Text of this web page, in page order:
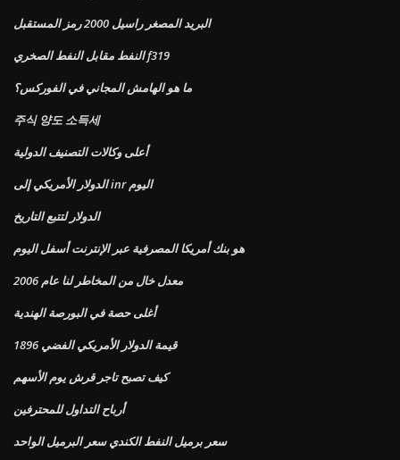
البريد المصغر راسيل 2000 رمز المستقبل
النفط مقابل النفط الصخري f319
ما هو الهامش المجاني في الفوركس؟
주식 양도 소득세
أعلى وكالات التصنيف الدولية
الدولار الأمريكي إلى inr اليوم
الدولار لتتبع التاريخ
هو بنك أمريكا المصرفية عبر الإنترنت أسفل اليوم
معدل خال من المخاطر لنا عام 2006
أغلى حصة في البورصة الهندية
قيمة الدولار الأمريكي الفضي 1896
كيف تصبح تاجر قرش يوم الأسهم
أرباح التداول للمحترفين
سعر برميل النفط الكندي سعر البرميل الواحد